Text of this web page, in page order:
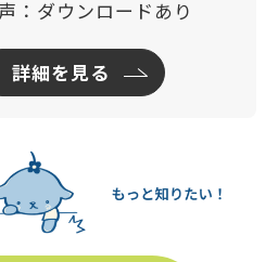
：ダウンロードあり
詳細を見る